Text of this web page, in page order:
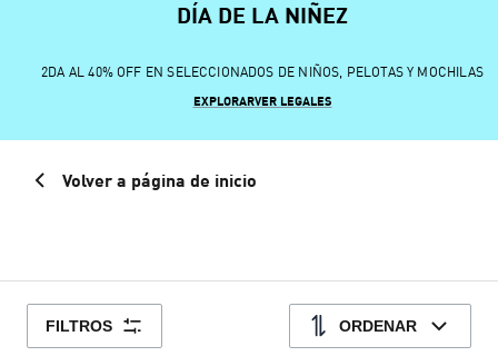
DÍA DE LA NIÑEZ
2DA AL 40% OFF EN SELECCIONADOS DE NIÑOS, PELOTAS Y MOCHILAS
EXPLORARVER LEGALES
Volver a página de inicio
FILTROS ORDENAR